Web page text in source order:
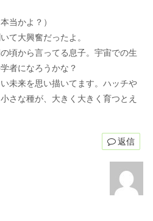
当かよ？）
て大興奮だったよ。
頃から言ってる息子。宇宙での生
者になろうかな？
未来を思い描いてます。ハッチや
さな種が、大きく大きく育つとえ
返信